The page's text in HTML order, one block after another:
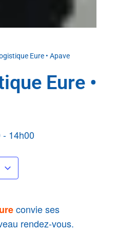
Eure • Apave
Eure •
- 14h00
convie ses
rendez-vous.